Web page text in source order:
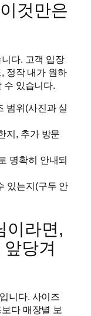
것만은
다. 고객 입장
정작 내가 원하
수 있습니다.
범위(사진과 실
지, 추가 방문
명확히 안내되
있는지(구두 안
이라면,
당겨
니다. 사이즈
다 매장별 보